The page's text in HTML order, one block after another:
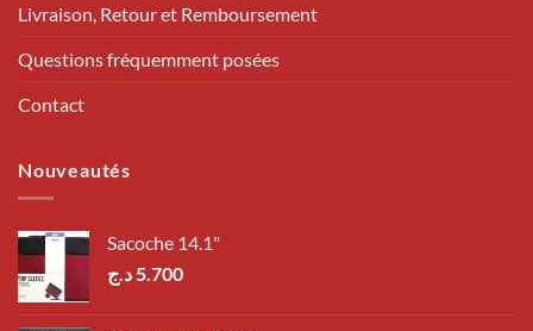
Livraison, Retour et Remboursement
Questions fréquemment posées
Contact
Nouveautés
Sacoche 14.1"
5.700د.ج